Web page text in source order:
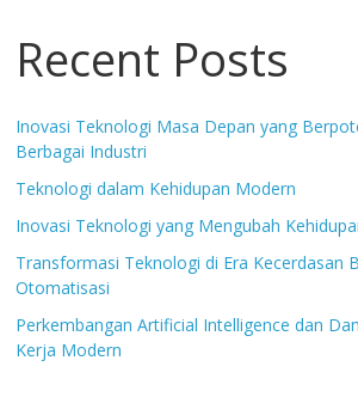
Recent Posts
Inovasi Teknologi Masa Depan yang
Berbagai Industri
Teknologi dalam Kehidupan Modern
Inovasi Teknologi yang Mengubah
Transformasi Teknologi di Era Kecerdasan
Otomatisasi
Perkembangan Artificial Intelligence dan
Kerja Modern